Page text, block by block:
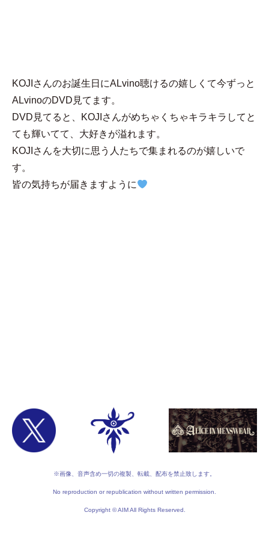
KOJIさんのお誕生日にALvino聴けるの嬉しくて今ずっと
ALvinoのDVD見てます。
DVD見てると、KOJIさんがめちゃくちゃキラキラしてと
ても輝いてて、大好きが溢れます。
KOJIさんを大切に思う人たちで集まれるのが嬉しいで
す。
皆の気持ちが届きますように
※画像、音声含め一切の複製、転載、配布を禁止致します。
No reproduction or republication without written permission.
Copyright © AIM All Rights Reserved.